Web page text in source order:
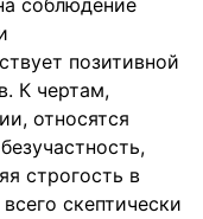
соблюдение
позитивной
К чертам,
относятся
строгость в
скептически